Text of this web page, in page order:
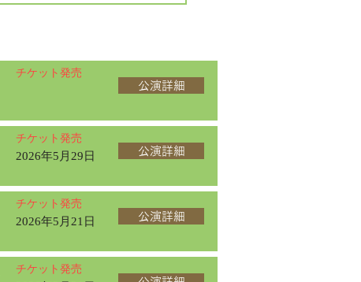
チケット発売
公演詳細
チケット発売
2026年5月29日 公演詳細
チケット発売
2026年5月21日 公演詳細
チケット発売